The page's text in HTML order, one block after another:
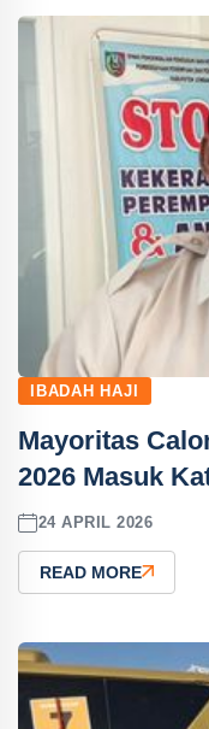
IBADAH HAJI
Mayoritas
2026 Masuk
24 APRIL 2026
READ MORE